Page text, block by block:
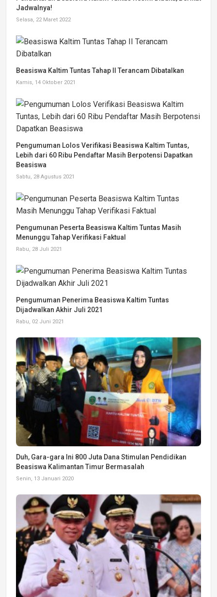
Jadwalnya!
Selasa, 22 Maret 2022
Beasiswa Kaltim Tuntas Tahap II Terancam Dibatalkan
Kamis, 14 Oktober 2021
Pengumuman Lolos Verifikasi Beasiswa Kaltim Tuntas,
Lebih dari 60 Ribu Pendaftar Masih Berpotensi Dapatkan
Beasiswa
Sabtu, 28 Agustus 2021
Pengumunan Peserta Beasiswa Kaltim Tuntas Masih
Menunggu Tahap Verifikasi Faktual
Rabu, 28 Juli 2021
Pengumuman Penerima Beasiswa Kaltim Tuntas
Dijadwalkan Akhir Juli 2021
Rabu, 02 Juni 2021
Duh, Gara-gara Ini 800 Juta Dana Stimulan Pendidikan
Beasiswa Kalimantan Timur Bermasalah
Senin, 13 Januari 2020